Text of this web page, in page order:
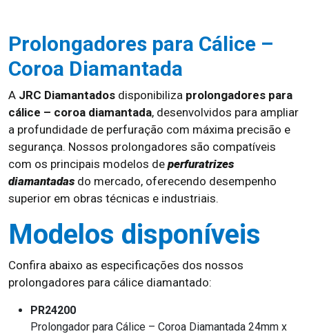
Prolongadores para Cálice –
Coroa Diamantada
A JRC Diamantados disponibiliza prolongadores para
cálice – coroa diamantada, desenvolvidos para ampliar
a profundidade de perfuração com máxima precisão e
segurança. Nossos prolongadores são compatíveis
com os principais modelos de perfuratrizes
diamantadas do mercado, oferecendo desempenho
superior em obras técnicas e industriais.
Modelos disponíveis
Confira abaixo as especificações dos nossos
prolongadores para cálice diamantado:
PR24200
Prolongador para Cálice – Coroa Diamantada 24mm x